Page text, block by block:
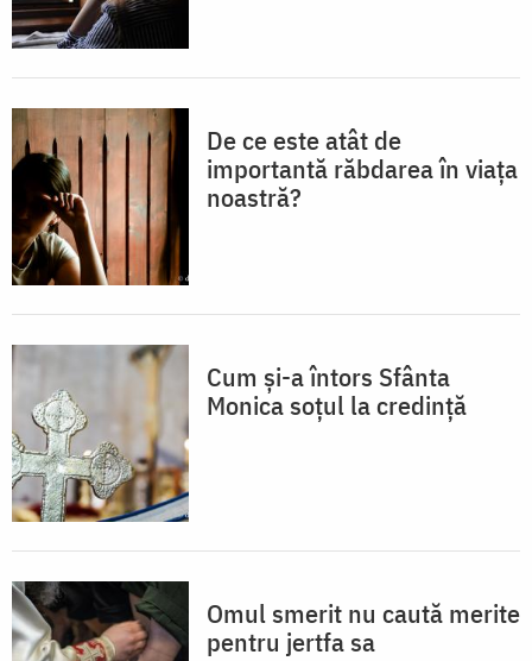
De ce este atât de
importantă răbdarea în viața
noastră?
Cum și-a întors Sfânta
Monica soțul la credință
Omul smerit nu caută merite
pentru jertfa sa